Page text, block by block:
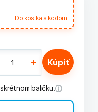
Do košíka s kódom
Kúpiť
balíčku.